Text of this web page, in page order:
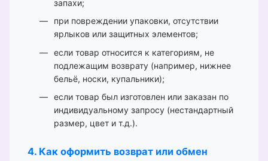
запахи;
при повреждении упаковки, отсутствии
ярлыков или защитных элементов;
если товар относится к категориям, не
подлежащим возврату (например, нижнее
бельё, носки, купальники);
если товар был изготовлен или заказан по
индивидуальному запросу (нестандартный
размер, цвет и т.д.).
4. Как оформить возврат или обмен